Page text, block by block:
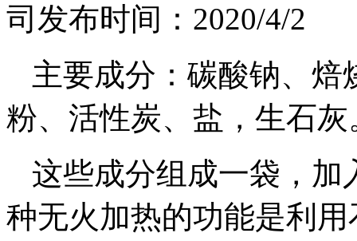
司 发布时间：2020/4/2
主要成分：碳酸钠、
粉、活性炭、盐，生石灰
这些成分组成一袋，加
种无火加热的功能是利